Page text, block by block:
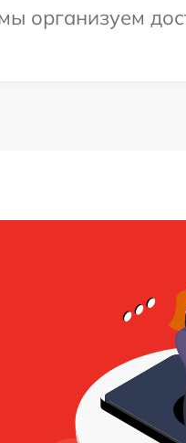
организуем